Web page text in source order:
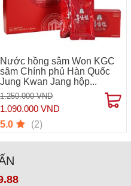
Nước hồng sâm Won KGC
sâm Chính phủ Hàn Quốc
Jung Kwan Jang hộp...
1.250.000 VND
1.090.000 VND
5.0 (2)